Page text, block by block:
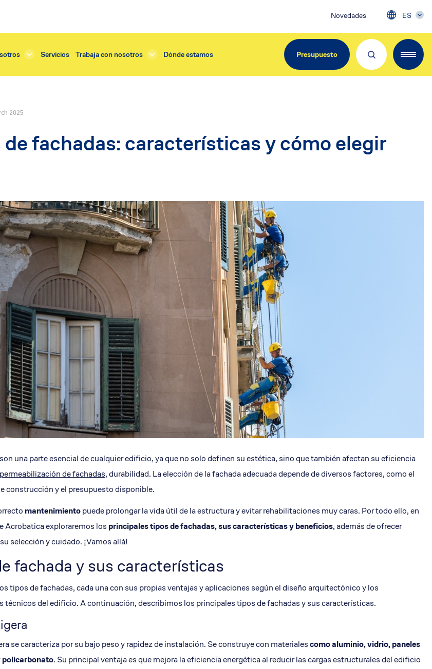
Novedades ES
ventanas
y cornisas
Renovación enlucido
Renovación balcones
Restauración fachada
Restauración vidrieras
Restauración parte baja balcón
Revisión fachadas ITE
C/ Girona, 134
08037 Barcelona
Servicios Trabaja con nosotros Dónde estamos Presupuesto
2025
fachadas: características y cómo elegir
son una parte esencial de cualquier edificio, ya que no solo definen su estética, sino que también afectan su eficiencia
de fachadas, durabilidad. La elección de la fachada adecuada depende de diversos factores, como el
construcción y el presupuesto disponible.
mantenimientopuede prolongar la vida útil de la estructura y evitar rehabilitaciones muy caras. Por todo ello, en
Acrobatica exploraremos los principalestipos de fachadas, sus características y beneficios, además de ofrecer
selección y cuidado. ¡Vamos allá!
fachada y sus características
tipos de fachadas, cada una con sus propias ventajas y aplicaciones según el diseño arquitectónico y los
técnicos del edificio. A continuación, describimos los principales tipos de fachadas y sus características.
se caracteriza por su bajo peso y rapidez de instalación. Se construye con materialescomo aluminio, vidrio, paneles
policarbonato. Su principal ventaja es que mejora la eficiencia energética al reducir las cargas estructurales del edificio